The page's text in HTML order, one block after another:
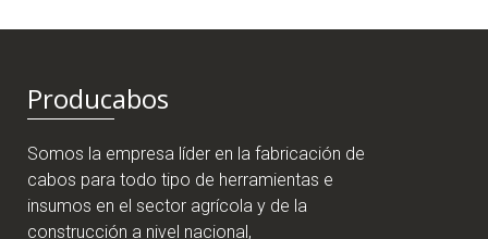
Producabos
Somos la empresa líder en la fabricación de
cabos para todo tipo de herramientas e
insumos en el sector agrícola y de la
construcción a nivel nacional,